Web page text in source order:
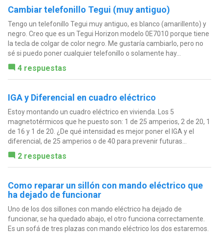
Cambiar telefonillo Tegui (muy antiguo)
Tengo un telefonillo Tegui muy antiguo, es blanco (amarillento) y
negro. Creo que es un Tegui Horizon modelo 0E7010 porque tiene
la tecla de colgar de color negro. Me gustaría cambiarlo, pero no
sé si puedo poner cualquier telefonillo o solamente hay...
4 respuestas
IGA y Diferencial en cuadro eléctrico
Estoy montando un cuadro eléctrico en vivienda. Los 5
magnetotérmicos que he puesto son: 1 de 25 amperios, 2 de 20, 1
de 16 y 1 de 20. ¿De qué intensidad es mejor poner el IGA y el
diferencial, de 25 amperios o de 40 para prevenir futuras...
2 respuestas
Como reparar un sillón con mando eléctrico que
ha dejado de funcionar
Uno de los dos sillones con mando eléctrico ha dejado de
funcionar, se ha quedado abajo, el otro funciona correctamente.
Es un sofá de tres plazas con mando eléctrico los dos estaremos.